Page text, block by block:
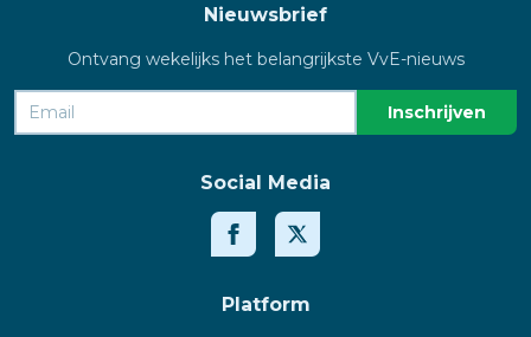
Nieuwsbrief
Ontvang wekelijks het belangrijkste VvE-nieuws
Social Media
Platform